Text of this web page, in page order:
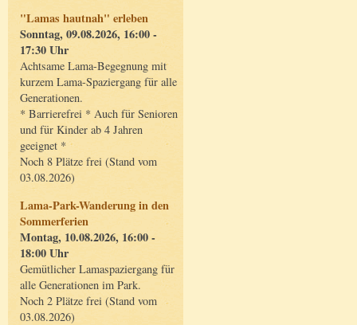
"Lamas hautnah" erleben
Sonntag, 09.08.2026, 16:00 -
17:30 Uhr
Achtsame Lama-Begegnung mit
kurzem Lama-Spaziergang für alle
Generationen.
* Barrierefrei * Auch für Senioren
und für Kinder ab 4 Jahren
geeignet *
Noch 8 Plätze frei (Stand vom
03.08.2026)
Lama-Park-Wanderung in den
Sommerferien
Montag, 10.08.2026, 16:00 -
18:00 Uhr
Gemütlicher Lamaspaziergang für
alle Generationen im Park.
Noch 2 Plätze frei (Stand vom
03.08.2026)